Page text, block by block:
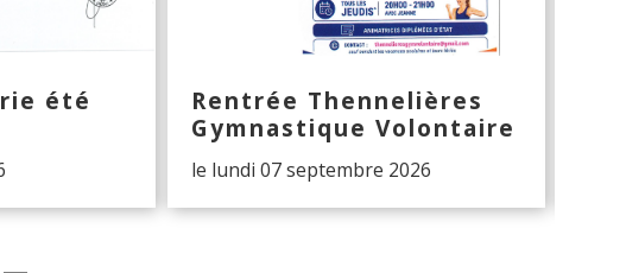
été
Rentrée Thennelières
Gymnastique Volontaire
le lundi 07 septembre 2026